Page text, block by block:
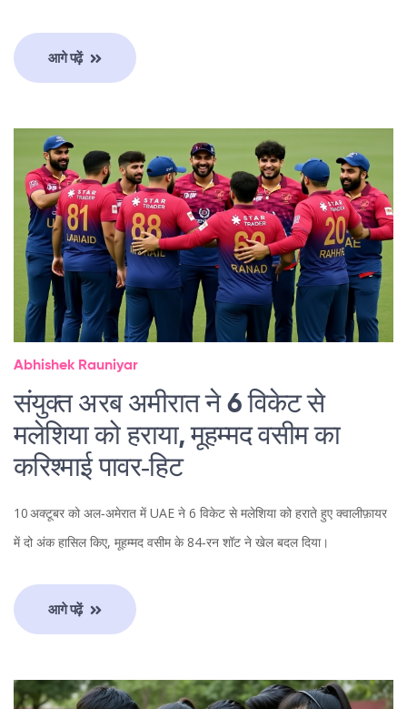
आगे पढ़ें
Abhishek Rauniyar
संयुक्त अरब अमीरात ने 6 विकेट से
मलेशिया को हराया, मूहम्मद वसीम का
करिश्माई पावर‑हिट
10 अक्टूबर को अल‑अमेरात में UAE ने 6 विकेट से मलेशिया को हराते हुए क्वालीफ़ायर
में दो अंक हासिल किए, मूहम्मद वसीम के 84‑रन शॉट ने खेल बदल दिया।
आगे पढ़ें